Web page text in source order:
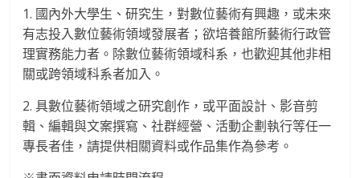
1. 國內外大學生、研究生，對數位藝術有興趣，或未來
有志投入數位藝術領域發展者；欲培養館所藝術行政管
理實務能力者。除數位藝術領域科系，也歡迎其他非相
關或跨領域科系者加入。
2. 具數位藝術領域之研究創作，或平面設計、影音剪
輯、編輯與文案撰寫、社群經營、活動企劃執行等任一
專長者佳，請提供相關資料或作品集作為參考。